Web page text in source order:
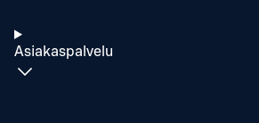
Asiakaspalvelu